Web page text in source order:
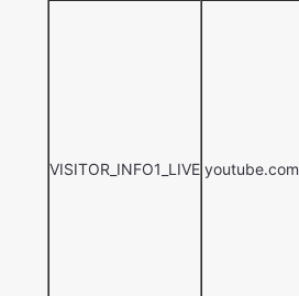
VISITOR_INFO1_LIVE youtube.com